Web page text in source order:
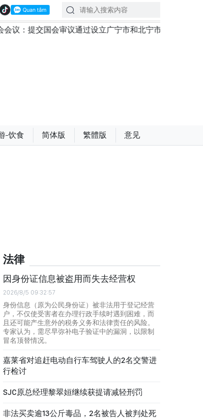
设立广宁市和北宁市《决议》 政府总理黎明兴：外
-饮食 简体版 繁體版 意见
法律
因身份证信息被盗用而失去经营权
2026/8/5 09:32:57
身份信息（原为公民身份证）被非法用于登记经营
户，不仅使受害者在办理行政手续时遇到困难，而
且还可能产生意外的税务义务和法律责任的风险。
专家认为，需尽早弥补电子验证中的漏洞，以限制
冒名顶替情况。
嘉莱省对追赶电动自行车驾驶人的2名交警进
行检讨
SJC原总经理黎翠姮继续获提请减轻刑罚
非法买卖逾13公斤毒品，2名被告人被判处死